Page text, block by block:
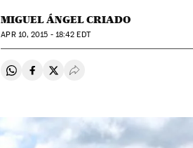
MIGUEL ÁNGEL CRIADO
APR10, 2015 - 18:42 EDT
Compartir en Whatsapp
Compartir en Facebook
Compartir en Twitter
Desplegar Redes Sociales